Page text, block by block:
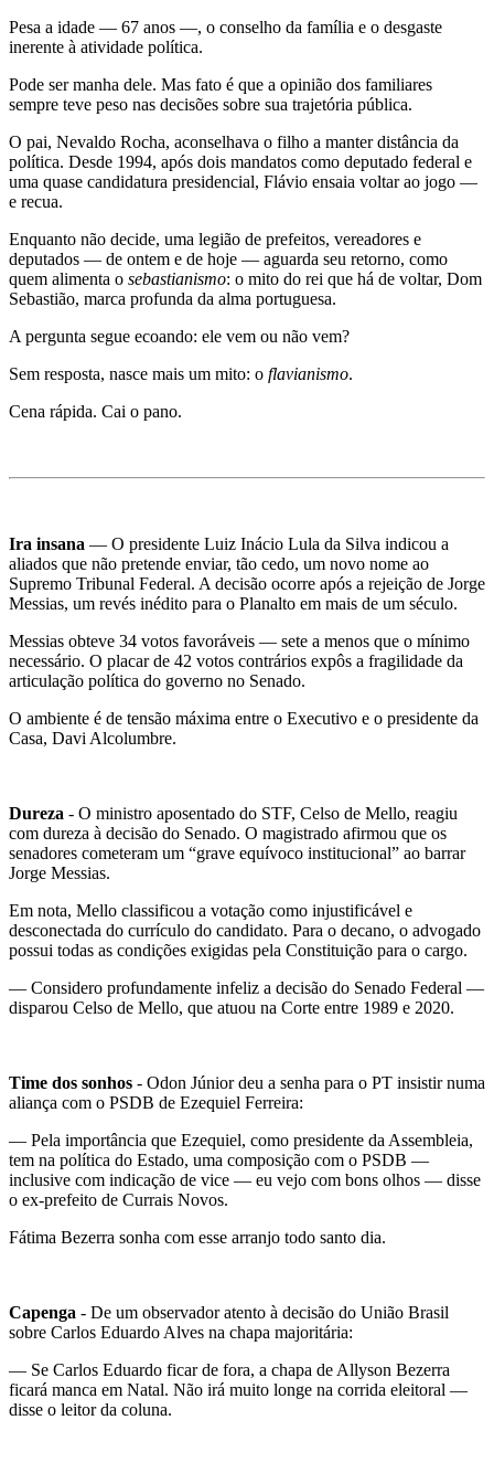
Pesa a idade — 67 anos —, o conselho da família e o desgaste
inerente à atividade política.
Pode ser manha dele. Mas fato é que a opinião dos familiares
sempre teve peso nas decisões sobre sua trajetória pública.
O pai, Nevaldo Rocha, aconselhava o filho a manter distância da
política. Desde 1994, após dois mandatos como deputado federal e
uma quase candidatura presidencial, Flávio ensaia voltar ao jogo —
e recua.
Enquanto não decide, uma legião de prefeitos, vereadores e
deputados — de ontem e de hoje — aguarda seu retorno, como
quem alimenta o sebastianismo: o mito do rei que há de voltar, Dom
Sebastião, marca profunda da alma portuguesa.
A pergunta segue ecoando: ele vem ou não vem?
Sem resposta, nasce mais um mito: o flavianismo.
Cena rápida. Cai o pano.
Ira insana — O presidente Luiz Inácio Lula da Silva indicou a
aliados que não pretende enviar, tão cedo, um novo nome ao
Supremo Tribunal Federal. A decisão ocorre após a rejeição de Jorge
Messias, um revés inédito para o Planalto em mais de um século.
Messias obteve 34 votos favoráveis — sete a menos que o mínimo
necessário. O placar de 42 votos contrários expôs a fragilidade da
articulação política do governo no Senado.
O ambiente é de tensão máxima entre o Executivo e o presidente da
Casa, Davi Alcolumbre.
Dureza - O ministro aposentado do STF, Celso de Mello, reagiu
com dureza à decisão do Senado. O magistrado afirmou que os
senadores cometeram um “grave equívoco institucional” ao barrar
Jorge Messias.
Em nota, Mello classificou a votação como injustificável e
desconectada do currículo do candidato. Para o decano, o advogado
possui todas as condições exigidas pela Constituição para o cargo.
— Considero profundamente infeliz a decisão do Senado Federal —
disparou Celso de Mello, que atuou na Corte entre 1989 e 2020.
Time dos sonhos - Odon Júnior deu a senha para o PT insistir numa
aliança com o PSDB de Ezequiel Ferreira:
— Pela importância que Ezequiel, como presidente da Assembleia,
tem na política do Estado, uma composição com o PSDB —
inclusive com indicação de vice — eu vejo com bons olhos — disse
o ex-prefeito de Currais Novos.
Fátima Bezerra sonha com esse arranjo todo santo dia.
Capenga - De um observador atento à decisão do União Brasil
sobre Carlos Eduardo Alves na chapa majoritária:
— Se Carlos Eduardo ficar de fora, a chapa de Allyson Bezerra
ficará manca em Natal. Não irá muito longe na corrida eleitoral —
disse o leitor da coluna.